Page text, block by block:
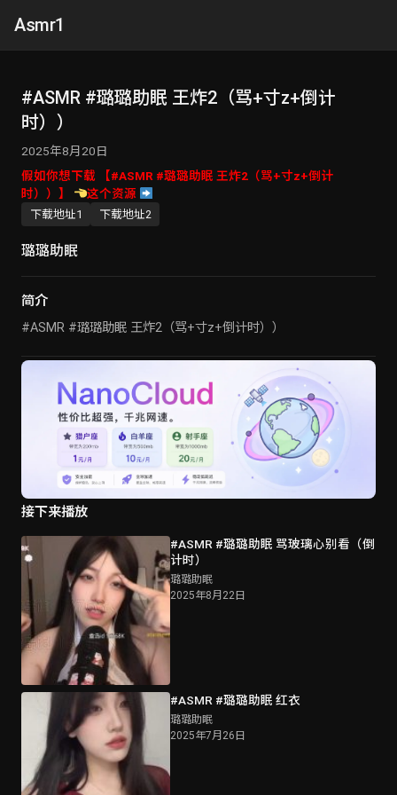
Asmr1
#ASMR #璐璐助眠 王炸2（骂+寸z+倒计
时））
2025年8月20日
假如你想下载 【#ASMR #璐璐助眠 王炸2（骂+寸z+倒计
时））】
这个资源
下载地址1 下载地址2
璐璐助眠
简介
#ASMR #璐璐助眠 王炸2（骂+寸z+倒计时））
接下来播放
#ASMR #璐璐助眠 骂玻璃心别看（倒
计时）
璐璐助眠
2025年8月22日
#ASMR #璐璐助眠 红衣
璐璐助眠
2025年7月26日